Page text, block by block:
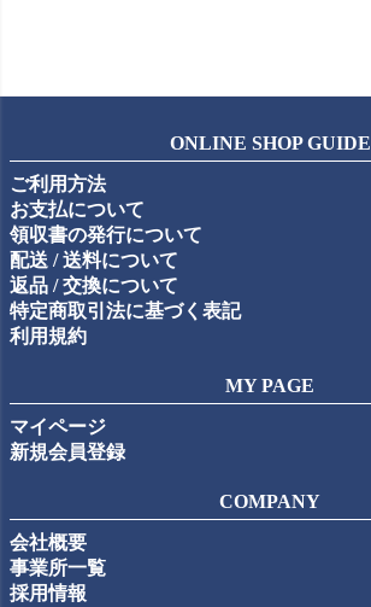
ONLINE SHOP GUIDE
ご利用方法
お支払について
領収書の発行について
配送 / 送料について
返品 / 交換について
特定商取引法に基づく表記
利用規約
MY PAGE
マイページ
新規会員登録
COMPANY
会社概要
事業所一覧
採用情報